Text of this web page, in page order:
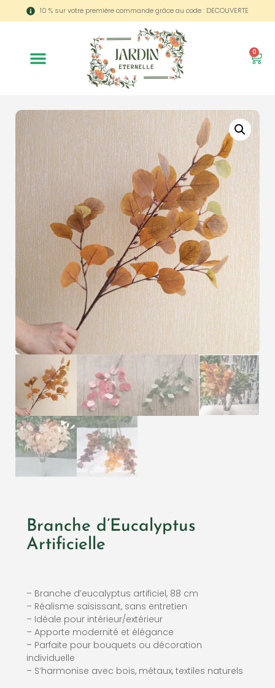
10 % sur votre première commande grâce au code : DECOUVERTE
0
Branche d’Eucalyptus
Artificielle
– Branche d’eucalyptus artificiel, 88 cm
– Réalisme saisissant, sans entretien
– Idéale pour intérieur/extérieur
– Apporte modernité et élégance
– Parfaite pour bouquets ou décoration
individuelle
– S’harmonise avec bois, métaux, textiles naturels